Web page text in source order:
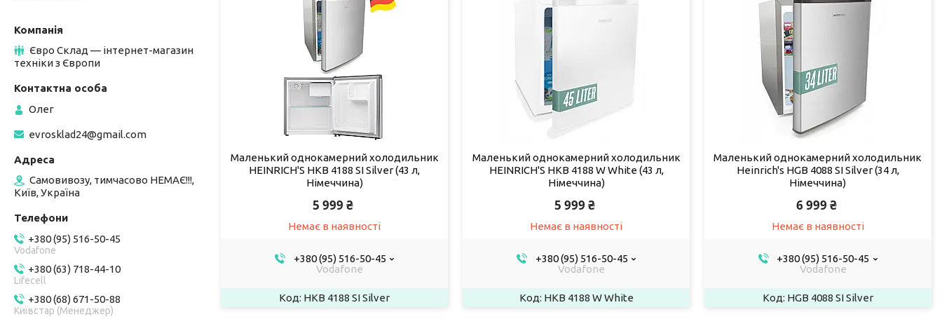
Маленький однокамерний холодильник
HEINRICH'S HKB 4188 SI Silver (43 л,
Німеччина)
5 999 ₴
Немає в наявності
+380 (95) 516-50-45
Vodafone
HKB 4188 SI Silver
Маленький однокамерний холодильник
HEINRICH'S HKB 4188 W White (43 л,
Німеччина)
5 999 ₴
Немає в наявності
+380 (95) 516-50-45
Vodafone
HKB 4188 W White
Маленький однокамерний холодильник
Heinrich's HGB 4088 SI Silver (34 л,
Німеччина)
6 999 ₴
Немає в наявності
+380 (95) 516-50-45
Vodafone
HGB 4088 SI Silver
Євро Склад — інтернет-магазин
техніки з Європи
Олег
evrosklad24@gmail.com
Самовивозу, тимчасово НЕМАЄ!!!,
Київ, Україна
+380 (95) 516-50-45
Vodafone
+380 (63) 718-44-10
Lifecell
+380 (68) 671-50-88
Київстар (Менеджер)